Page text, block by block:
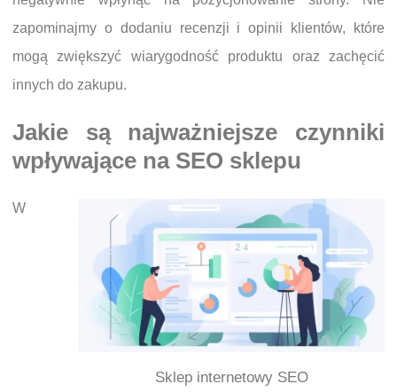
zapominajmy o dodaniu recenzji i opinii klientów, które
mogą zwiększyć wiarygodność produktu oraz zachęcić
innych do zakupu.
Jakie są najważniejsze czynniki
wpływające na SEO sklepu
Sklep internetowy SEO
W